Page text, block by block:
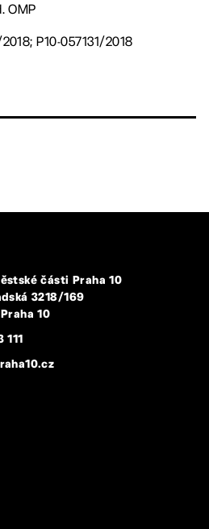
OMP
P10-057131/2018
části Praha 10
3218/169
10
111